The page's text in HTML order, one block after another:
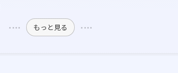
もっと見る